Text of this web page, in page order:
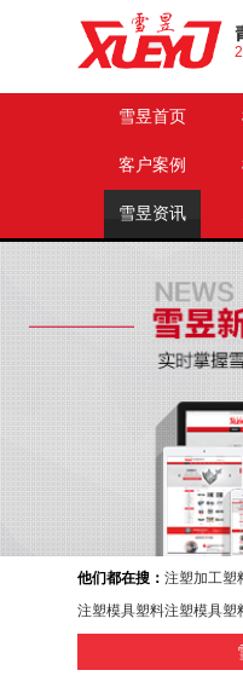
雪昱首页
客户案例
雪昱资讯
他们都在搜： 注塑加工塑
注塑模具塑料注塑模具塑